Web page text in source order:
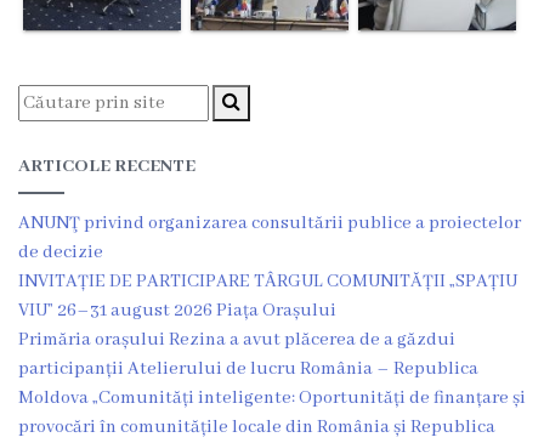
Grădinița
nr.2
,,Andrieș”
nr.5
,,Bucuria”
Grădinița
nr.6
,,Cocoșelul
ARTICOLE RECENTE
ANUNŢ privind organizarea consultării publice a proiectelor
de decizie
INVITAȚIE DE PARTICIPARE TÂRGUL COMUNITĂȚII „SPAȚIU
VIU” 26–31 august 2026 Piața Orașului
Primăria orașului Rezina a avut plăcerea de a găzdui
participanții Atelierului de lucru România – Republica
Moldova „Comunități inteligente: Oportunități de finanțare și
provocări în comunitățile locale din România și Republica